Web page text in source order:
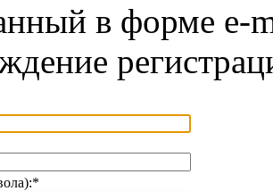
в форме e-
*